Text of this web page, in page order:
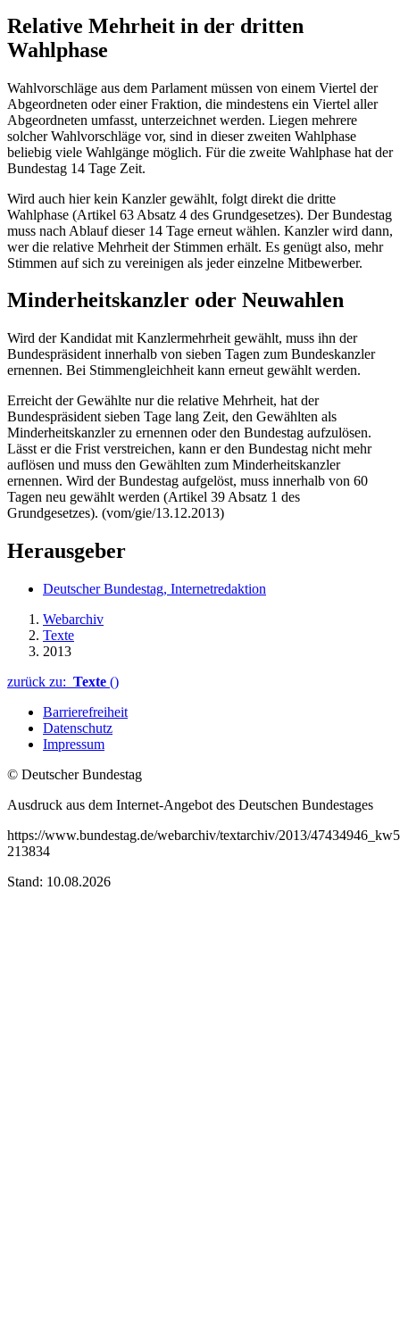
Relative Mehrheit in der dritten
Wahlphase
Wahlvorschläge aus dem Parlament müssen von einem Viertel der
Abgeordneten oder einer Fraktion, die mindestens ein Viertel aller
Abgeordneten umfasst, unterzeichnet werden. Liegen mehrere
solcher Wahlvorschläge vor, sind in dieser zweiten Wahlphase
beliebig viele Wahlgänge möglich. Für die zweite Wahlphase hat der
Bundestag 14 Tage Zeit.
Wird auch hier kein Kanzler gewählt, folgt direkt die dritte
Wahlphase (Artikel 63 Absatz 4 des Grundgesetzes). Der Bundestag
muss nach Ablauf dieser 14 Tage erneut wählen. Kanzler wird dann,
wer die relative Mehrheit der Stimmen erhält. Es genügt also, mehr
Stimmen auf sich zu vereinigen als jeder einzelne Mitbewerber.
Minderheitskanzler oder Neuwahlen
Wird der Kandidat mit Kanzlermehrheit gewählt, muss ihn der
Bundespräsident innerhalb von sieben Tagen zum Bundeskanzler
ernennen. Bei Stimmengleichheit kann erneut gewählt werden.
Erreicht der Gewählte nur die relative Mehrheit, hat der
Bundespräsident sieben Tage lang Zeit, den Gewählten als
Minderheitskanzler zu ernennen oder den Bundestag aufzulösen.
Lässt er die Frist verstreichen, kann er den Bundestag nicht mehr
auflösen und muss den Gewählten zum Minderheitskanzler
ernennen. Wird der Bundestag aufgelöst, muss innerhalb von 60
Tagen neu gewählt werden (Artikel 39 Absatz 1 des
Grundgesetzes). (vom/gie/13.12.2013)
Herausgeber
Deutscher Bundestag, Internetredaktion
Webarchiv
Texte
2013
zurück zu: Texte ()
Barrierefreiheit
Datenschutz
Impressum
© Deutscher Bundestag
Ausdruck aus dem Internet-Angebot des Deutschen Bundestages
https://www.bundestag.de/webarchiv/textarchiv/2013/
213834
Stand: 10.08.2026